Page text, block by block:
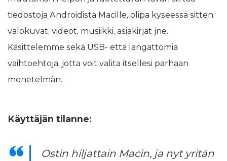
tiedostoja Androidista Macille, olipa kyseessä sitten
valokuvat, videot, musiikki, asiakirjat jne.
Käsittelemme sekä USB- että langattomia
vaihtoehtoja, jotta voit valita itsellesi parhaan
menetelmän.
Käyttäjän tilanne:
Ostin hiljattain Macin, ja nyt yritän